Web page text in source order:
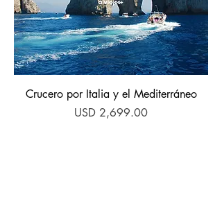
Crucero por Italia y el Mediterráneo
Precio
USD 2,699.00